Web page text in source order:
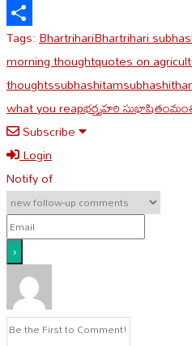
Message
Share
Tags:BhartrihariBhartrihari
morning thoughtquotes on
thoughtssubhashitam
what you reapభర్తృహరి సుభాషితం
Subscribe
Login
Notify of